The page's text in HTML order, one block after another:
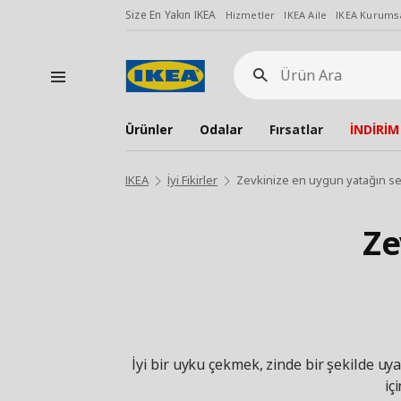
Size En Yakın IKEA Hizmetler IKEA Aile IKEA
Ürün
Ara
Ürünler Odalar Fırsatlar İNDİRİM
IKEA İyi Fikirler Zevkinize en uygun yatağın
İyi bir uyku çekmek, zinde bir şekilde